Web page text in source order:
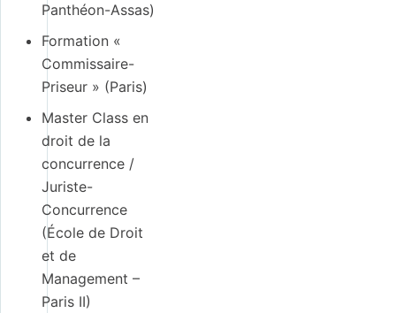
Panthéon-Assas)
Formation «
Commissaire-
Priseur » (Paris)
Master Class en
droit de la
concurrence /
Juriste-
Concurrence
(École de Droit
et de
Management –
Paris II)